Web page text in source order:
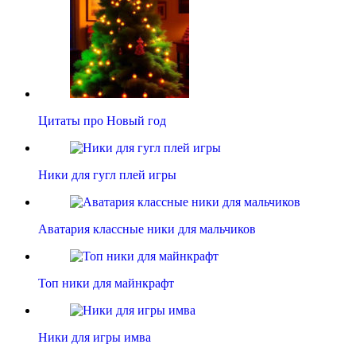
Цитаты про Новый год
Ники для гугл плей игры
Аватария классные ники для мальчиков
Топ ники для майнкрафт
Ники для игры имва